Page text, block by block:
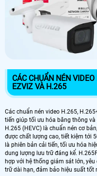
CÁC CHUẨN NÉN
EZVIZ VÀ H.265
Các chuẩn nén video H.265,
tiến giúp tối ưu hóa băng thông
H.265 (HEVC) là chuẩn nén cơ
được chất lượng cao, tiết kiệm tới
là phiên bản cải tiến, tối ưu hóa
dung lượng lưu trữ đáng kể.
hợp với hệ thống giám sát lớn,
trữ dài hạn, đảm bảo hiệu suất tốt